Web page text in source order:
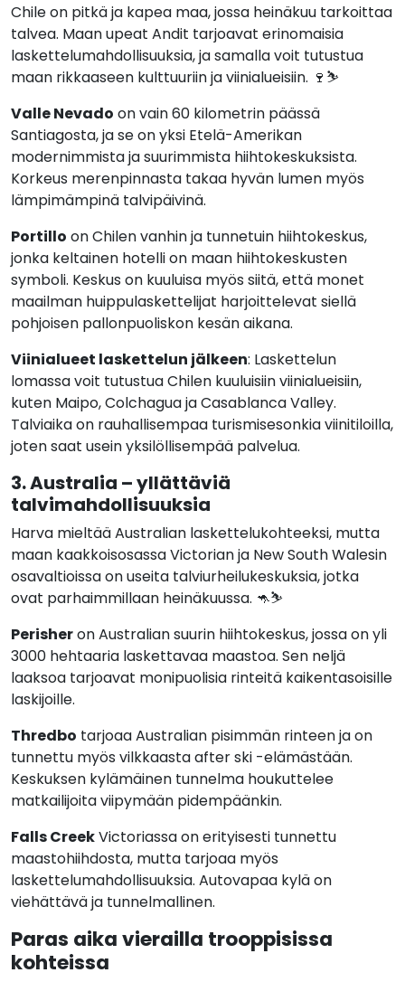
Chile on pitkä ja kapea maa, jossa heinäkuu tarkoittaa
talvea. Maan upeat Andit tarjoavat erinomaisia
laskettelumahdollisuuksia, ja samalla voit tutustua
maan rikkaaseen kulttuuriin ja viinialueisiin. 🍷⛷️
Valle Nevado on vain 60 kilometrin päässä
Santiagosta, ja se on yksi Etelä-Amerikan
modernimmista ja suurimmista hiihtokeskuksista.
Korkeus merenpinnasta takaa hyvän lumen myös
lämpimämpinä talvipäivinä.
Portillo on Chilen vanhin ja tunnetuin hiihtokeskus,
jonka keltainen hotelli on maan hiihtokeskusten
symboli. Keskus on kuuluisa myös siitä, että monet
maailman huippulaskettelijat harjoittelevat siellä
pohjoisen pallonpuoliskon kesän aikana.
Viinialueet laskettelun jälkeen: Laskettelun
lomassa voit tutustua Chilen kuuluisiin viinialueisiin,
kuten Maipo, Colchagua ja Casablanca Valley.
Talviaika on rauhallisempaa turismisesonkia viinitiloilla,
joten saat usein yksilöllisempää palvelua.
3. Australia – yllättäviä
talvimahdollisuuksia
Harva mieltää Australian laskettelukohteeksi, mutta
maan kaakkoisosassa Victorian ja New South Walesin
osavaltioissa on useita talviurheilukeskuksia, jotka
ovat parhaimmillaan heinäkuussa. 🦘⛷️
Perisheron Australian suurin hiihtokeskus, jossa on yli
3000 hehtaaria laskettavaa maastoa. Sen neljä
laaksoa tarjoavat monipuolisia rinteitä kaikentasoisille
laskijoille.
Thredbo tarjoaa Australian pisimmän rinteen ja on
tunnettu myös vilkkaasta after ski -elämästään.
Keskuksen kylämäinen tunnelma houkuttelee
matkailijoita viipymään pidempäänkin.
Falls CreekVictoriassa on erityisesti tunnettu
maastohiihdosta, mutta tarjoaa myös
laskettelumahdollisuuksia. Autovapaa kylä on
viehättävä ja tunnelmallinen.
Paras aika vierailla trooppisissa
kohteissa